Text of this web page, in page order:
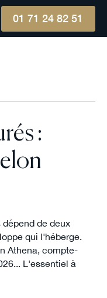
01 71 24 82 51
:
de deux
qui l'héberge.
Athena, compte-
L'essentiel à